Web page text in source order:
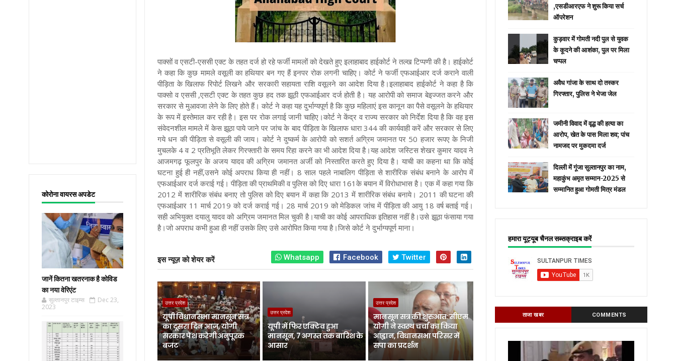
कोरोना वायरस अपडेट
जानें कितना खतरनाक है कोविड
का नया वेरिएंट
सुल्तानपुर टाइम्स
Dec 23,
2023
पाक्सों व एसटी-एससी एक्ट के तहत दर्ज हो रहे फर्जी मामलों को देखते हुए इलाहाबाद हाईकोर्ट ने तल्ख टिप्पणी की है। हाईकोर्ट
ने कहा कि कुछ मामले वसूली का हथियार बन गए हैं इनपर रोक लगनी चाहिए। कोर्ट ने फर्जी एफआईआर दर्ज कराने वाली
पीड़िता के खिलाफ रिपोर्ट लिखने और सरकारी सहायता राशि वसूलने का आदेश दिया है।इलाहाबाद हाईकोर्ट ने कहा है कि
पाक्सो व एससी ,एसटी एक्ट के तहत कुछ हद तक झूठी एफआईआर दर्ज होती है। यह आरोपी को समाज बेइज्जत करने और
सरकार से मुआवजा लेने के लिए होते हैं। कोर्ट ने कहा यह दुर्भाग्यपूर्ण है कि कुछ महिलाएं इस कानून का पैसे वसूलने के हथियार
के रूप में इस्तेमाल कर रही है। इस पर रोक लगाई जानी चाहिए।कोर्ट ने केंद्र व राज्य सरकार को निर्देश दिया है कि वह इस
संवेदनशील मामले में केस झूठा पाये जाने पर जांच के बाद पीड़िता के खिलाफ धारा 344 की कार्यवाही करें और सरकार से लिए
गये धन की पीड़िता से वसूली की जाय। कोर्ट ने दुष्कर्म के आरोपी को सशर्त अग्रिम जमानत पर 50 हजार रूपए के निजी
मुचलके 4 व 2 प्रतिभूति लेकर गिरफ्तारी के समय रिहा करने का भी आदेश दिया है।यह आदेश जस्टिस शेखर कुमार यादव ने
आजमगढ़ फूलपुर के अजय यादव की अग्रिम जमानत अर्जी को निस्तारित करते हुए दिया है। याची का कहना था कि कोई
घटना हुई ही नहीं,उसने कोई अपराध किया ही नहीं। 8 साल पहले नाबालिग पीड़िता से शारीरिक संबंध बनाने के आरोप में
एफआईआर दर्ज कराई गई। पीड़िता की प्राथमिकी व पुलिस को दिए धारा 161के बयान में विरोधाभास है। एक में कहा गया कि
2012 में शारीरिक संबंध बनाए तो पुलिस को दिए बयान में कहा कि 2013 में शारीरिक संबंध बनाये। 2011 की घटना की
एफआईआर 11 मार्च 2019 को दर्ज कराई गई। 28 मार्च 2019 को मेडिकल जांच में पीड़िता की आयु 18 वर्ष बताई गई।
सही अभियुक्त दयालु यादव को अग्रिम जमानत मिल चुकी है।याची का कोई आपराधिक इतिहास नहीं है।उसे झूठा फंसाया गया
है।जो अपराध कभी हुआ ही नहीं उसके लिए उसे आरोपित किया गया है।जिसे कोर्ट ने दुर्भाग्यपूर्ण माना।
इस न्यूज़ को शेयर करें Whatsapp Facebook Twitter
उत्तर प्रदेश
यूपी विधानसभा मानसून सत्र
का दूसरा दिन आज, योगी
सरकार पेश करेगी अनुपूरक
बजट
उत्तर प्रदेश
यूपी में फिर एक्टिव हुआ
मानसून, 7 अगस्त तक बारिश के
आसार
उत्तर प्रदेश
मानसून सत्र की शुरुआत: सीएम
योगी ने स्वस्थ चर्चा का किया
आह्वान, विधानसभा परिसर में
सपा का प्रदर्शन
,एसडीआरएफ ने शुरू किया सर्च
ऑपरेशन
कुड़वार में गोमती नदी पुल से युवक
के कूदने की आशंका, पुल पर मिला
चप्पल
अवैध गांजा के साथ दो तस्कर
गिरफ्तार, पुलिस ने भेजा जेल
जमीनी विवाद में वृद्ध की हत्या का
आरोप, खेत के पास मिला शव; पांच
नामजद पर मुकदमा दर्ज
दिल्ली में गूंजा सुल्तानपुर का नाम,
महाकुंभ अमृत सम्मान-2025 से
सम्मानित हुआ गोमती मित्र मंडल
हमारा यूट्यूब चैनल सब्सक्राइब करें
ताजा खबर COMMENTS